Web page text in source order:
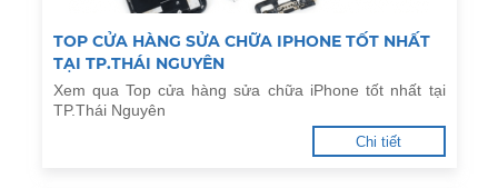
TOP CỬA HÀNG SỬA CHỮA IPHONE TỐT NHẤT
TẠI TP.THÁI NGUYÊN
Xem qua Top cửa hàng sửa chữa iPhone tốt nhất tại
TP.Thái Nguyên
Chi tiết